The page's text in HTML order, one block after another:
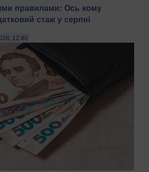
правилами: Ось кому
стаж у серпні
12:40